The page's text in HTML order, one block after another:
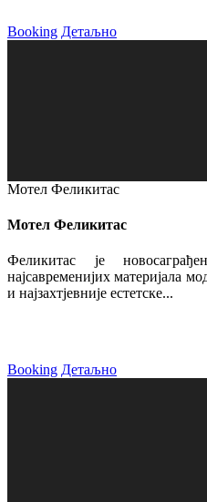
Booking Детаљно
Мотел Феликитас
Мотел Феликитас
Феликитас је
најсавременијих материјала
и најзахтјевније естетске...
Booking Детаљно